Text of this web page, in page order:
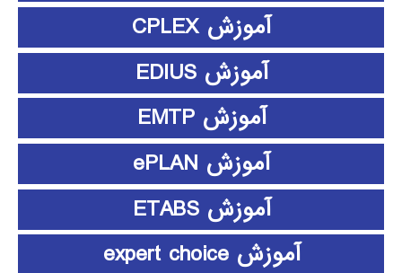
آموزش CPLEX
آموزش EDIUS
آموزش EMTP
آموزش ePLAN
آموزش ETABS
آموزش expert choice